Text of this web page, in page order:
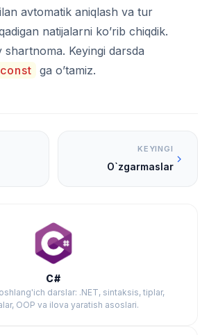
avtomatik aniqlash va tur
natijalarni ko’rib chiqdik.
shartnoma. Keyingi darsda
const ga o’tamiz.
KEYINGI
O`zgarmaslar
C#
darslar: .NET, sintaksis, tiplar,
OOP va ilova yaratish asoslari.